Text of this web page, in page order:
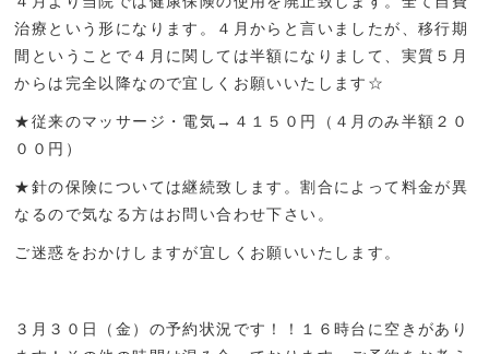
治療という形になります。４月からと言いましたが、移行期
間ということで４月に関しては半額になりまして、実質５月
からは完全以降なので宜しくお願いいたします☆
★従来のマッサージ・電気→４１５０円（４月のみ半額２０
００円）
★針の保険については継続致します。割合によって料金が異
なるので気なる方はお問い合わせ下さい。
ご迷惑をおかけしますが宜しくお願いいたします。
３月３０日（金）の予約状況です！！１６時台に空きがあり